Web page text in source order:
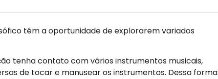
têm a oportunidade de explorarem variados
tenha contato com vários instrumentos musicais,
de tocar e manusear os instrumentos. Dessa forma